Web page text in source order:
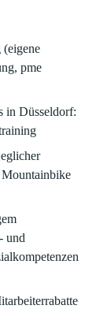
pme
in Düsseldorf:
und